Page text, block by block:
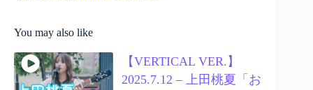
You may also like
【VERTICAL VER.】
2025.7.12 – 上田桃夏「お